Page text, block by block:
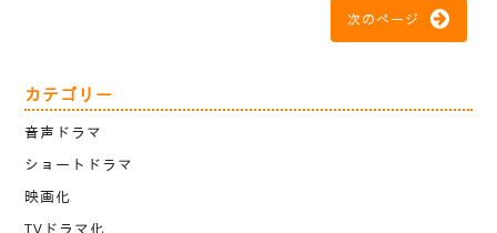
次のページ
カテゴリー
音声ドラマ
ショートドラマ
映画化
TVドラマ化